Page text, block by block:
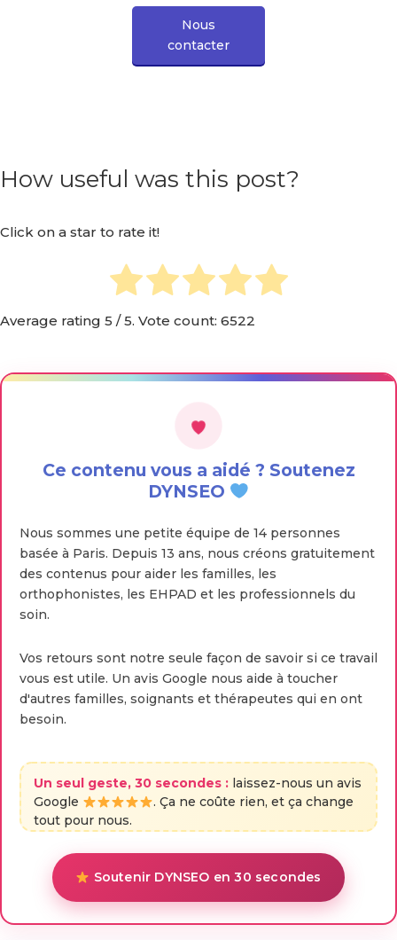
Nous
contacter
How useful was this post?
Click on a star to rate it!
Average rating 5 / 5. Vote count: 6522
Ce contenu vous a aidé ? Soutenez
DYNSEO
Nous sommes une petite équipe de 14 personnes
basée à Paris. Depuis 13 ans, nous créons gratuitement
des contenus pour aider les familles, les
orthophonistes, les EHPAD et les professionnels du
soin.
Vos retours sont notre seule façon de savoir si ce travail
vous est utile. Un avis Google nous aide à toucher
d'autres familles, soignants et thérapeutes qui en ont
besoin.
Un seul geste, 30 secondes : laissez-nous un avis
Google
. Ça ne coûte rien, et ça change
tout pour nous.
Soutenir DYNSEO en 30 secondes